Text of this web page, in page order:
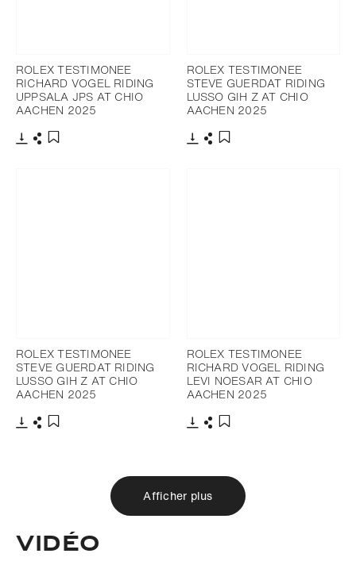
ROLEX TESTIMONEE
RICHARD VOGEL RIDING
UPPSALA JPS AT CHIO
AACHEN 2025
ROLEX TESTIMONEE
STEVE GUERDAT RIDING
LUSSO GIH Z AT CHIO
AACHEN 2025
ROLEX TESTIMONEE
STEVE GUERDAT RIDING
LUSSO GIH Z AT CHIO
AACHEN 2025
ROLEX TESTIMONEE
RICHARD VOGEL RIDING
LEVI NOESAR AT CHIO
AACHEN 2025
Afficher plus
VIDÉO